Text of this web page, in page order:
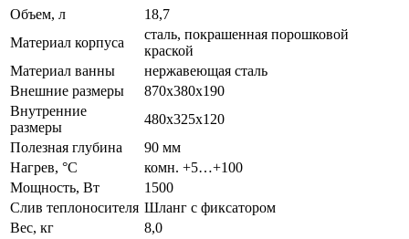
Объем, л
18,7
Материал корпуса
сталь, покрашенная порошковой
краской
Материал ванны
нержавеющая сталь
Внешние размеры
870х380х190
Внутренние
размеры
480х325х120
Полезная глубина
90 мм
Нагрев, °С
комн. +5…+100
Мощность, Вт
1500
Слив теплоносителя Шланг с фиксатором
Вес, кг
8,0